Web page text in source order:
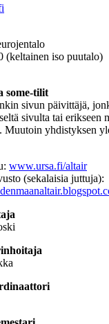
(keltainen iso puutalo)
some-tilit
sivun päivittäjä,
sivulta tai erikseen
Muutoin yhdistyksen
www.ursa.fi/altair
(sekalaisia juttuja):